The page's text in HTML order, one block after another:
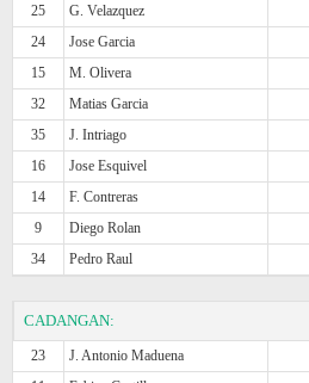
25
G. Velazquez
24
Jose Garcia
15
M. Olivera
32
Matias Garcia
35
J. Intriago
16
Jose Esquivel
14
F. Contreras
9
Diego Rolan
34
Pedro Raul
CADANGAN:
23 J. Antonio Maduena